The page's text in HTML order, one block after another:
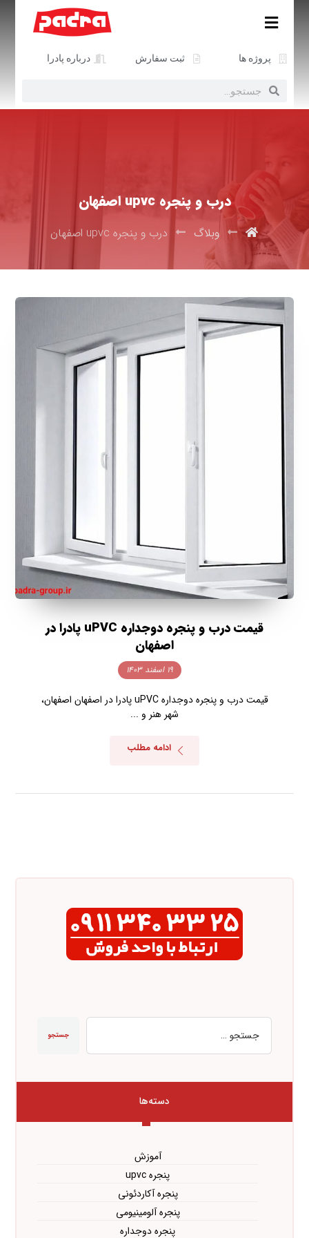
پروژه ها ثبت سفارش درباره پادرا
درب و پنجره upvc اصفهان
وبلاگ درب و پنجره upvc اصفهان
قیمت درب و پنجره دوجداره uPVC پادرا در
اصفهان
۱۹ اسفند ۱۴۰۳
قیمت درب و پنجره دوجداره uPVC پادرا در اصفهان اصفهان،
شهر هنر و ...
ادامه مطلب
جستجو
دسته‌ها
آموزش
پنجره upvc
پنجره آکاردئونی
پنجره آلومینیومی
پنجره دوجداره